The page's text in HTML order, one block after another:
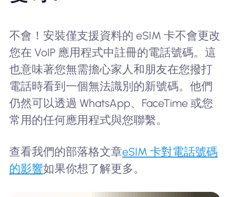
不會！安裝僅支援資料的 eSIM 卡不會更改
您在 VoIP 應用程式中註冊的電話號碼。這
也意味著您無需擔心家人和朋友在您撥打
電話時看到一個無法識別的新號碼。他們
仍然可以透過 WhatsApp、FaceTime 或您
常用的任何應用程式與您聯繫。
查看我們的部落格文章eSIM 卡對電話號碼
的影響如果你想了解更多。